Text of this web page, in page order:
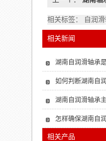
相关标签： 自润
相关新闻
湖南自润滑轴承
如何判断湖南自
湖南自润滑轴承
怎样确保湖南自
相关产品